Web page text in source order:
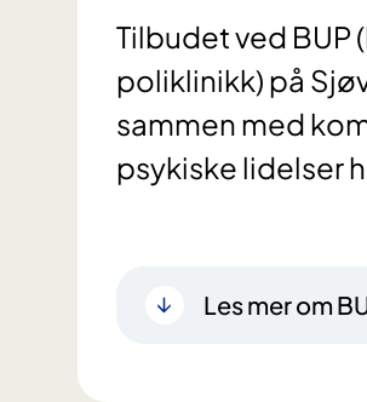
Tilbudet ved
poliklinikk) på
sammen med
psykiske lidelser
Les mer om